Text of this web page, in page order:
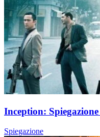
Inception:
Spiegazione